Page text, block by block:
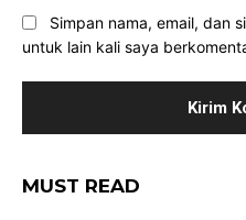
Simpan nama, email, dan
untuk lain kali saya
MUST READ